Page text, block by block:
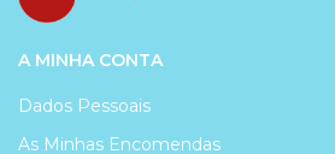
A MINHA CONTA
Dados Pessoais
As Minhas Encomendas